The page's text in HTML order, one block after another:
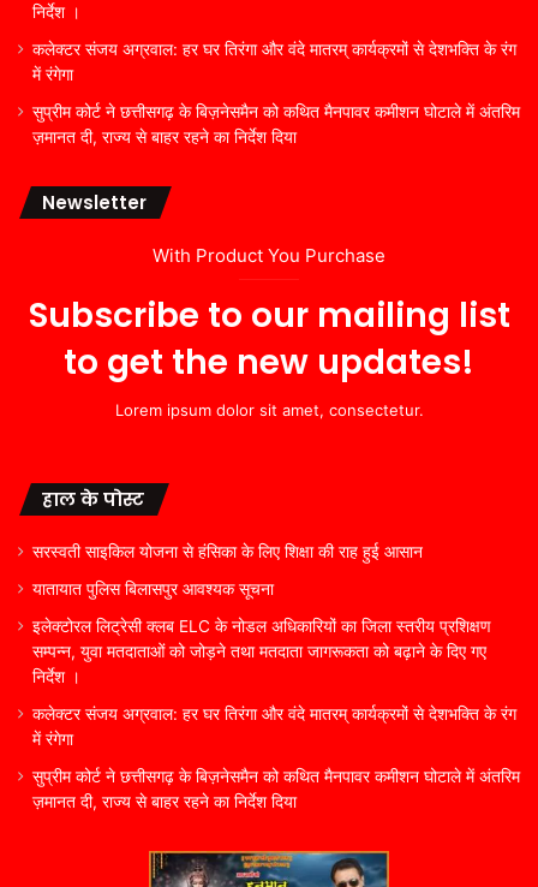
निर्देश ।
कलेक्टर संजय अग्रवाल: हर घर तिरंगा और वंदे मातरम् कार्यक्रमों से देशभक्ति के रंग
में रंगेगा
सुप्रीम कोर्ट ने छत्तीसगढ़ के बिज़नेसमैन को कथित मैनपावर कमीशन घोटाले में अंतरिम
ज़मानत दी, राज्य से बाहर रहने का निर्देश दिया
Newsletter
With Product You Purchase
Subscribe to our mailing list
to get the new updates!
Lorem ipsum dolor sit amet, consectetur.
हाल के पोस्ट
सरस्वती साइकिल योजना से हंसिका के लिए शिक्षा की राह हुई आसान
यातायात पुलिस बिलासपुर आवश्यक सूचना
इलेक्टोरल लिट्रेसी क्लब ELC के नोडल अधिकारियों का जिला स्तरीय प्रशिक्षण
सम्पन्न, युवा मतदाताओं को जोड़ने तथा मतदाता जागरूकता को बढ़ाने के दिए गए
निर्देश ।
कलेक्टर संजय अग्रवाल: हर घर तिरंगा और वंदे मातरम् कार्यक्रमों से देशभक्ति के रंग
में रंगेगा
सुप्रीम कोर्ट ने छत्तीसगढ़ के बिज़नेसमैन को कथित मैनपावर कमीशन घोटाले में अंतरिम
ज़मानत दी, राज्य से बाहर रहने का निर्देश दिया